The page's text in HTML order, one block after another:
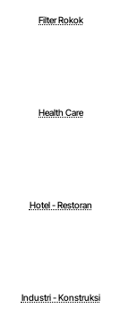
Filter Rokok
Health Care
Hotel - Restoran
Industri - Konstruksi